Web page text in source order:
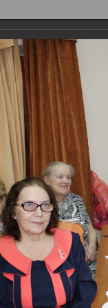
САЙТ
Отзывы и
ночь»